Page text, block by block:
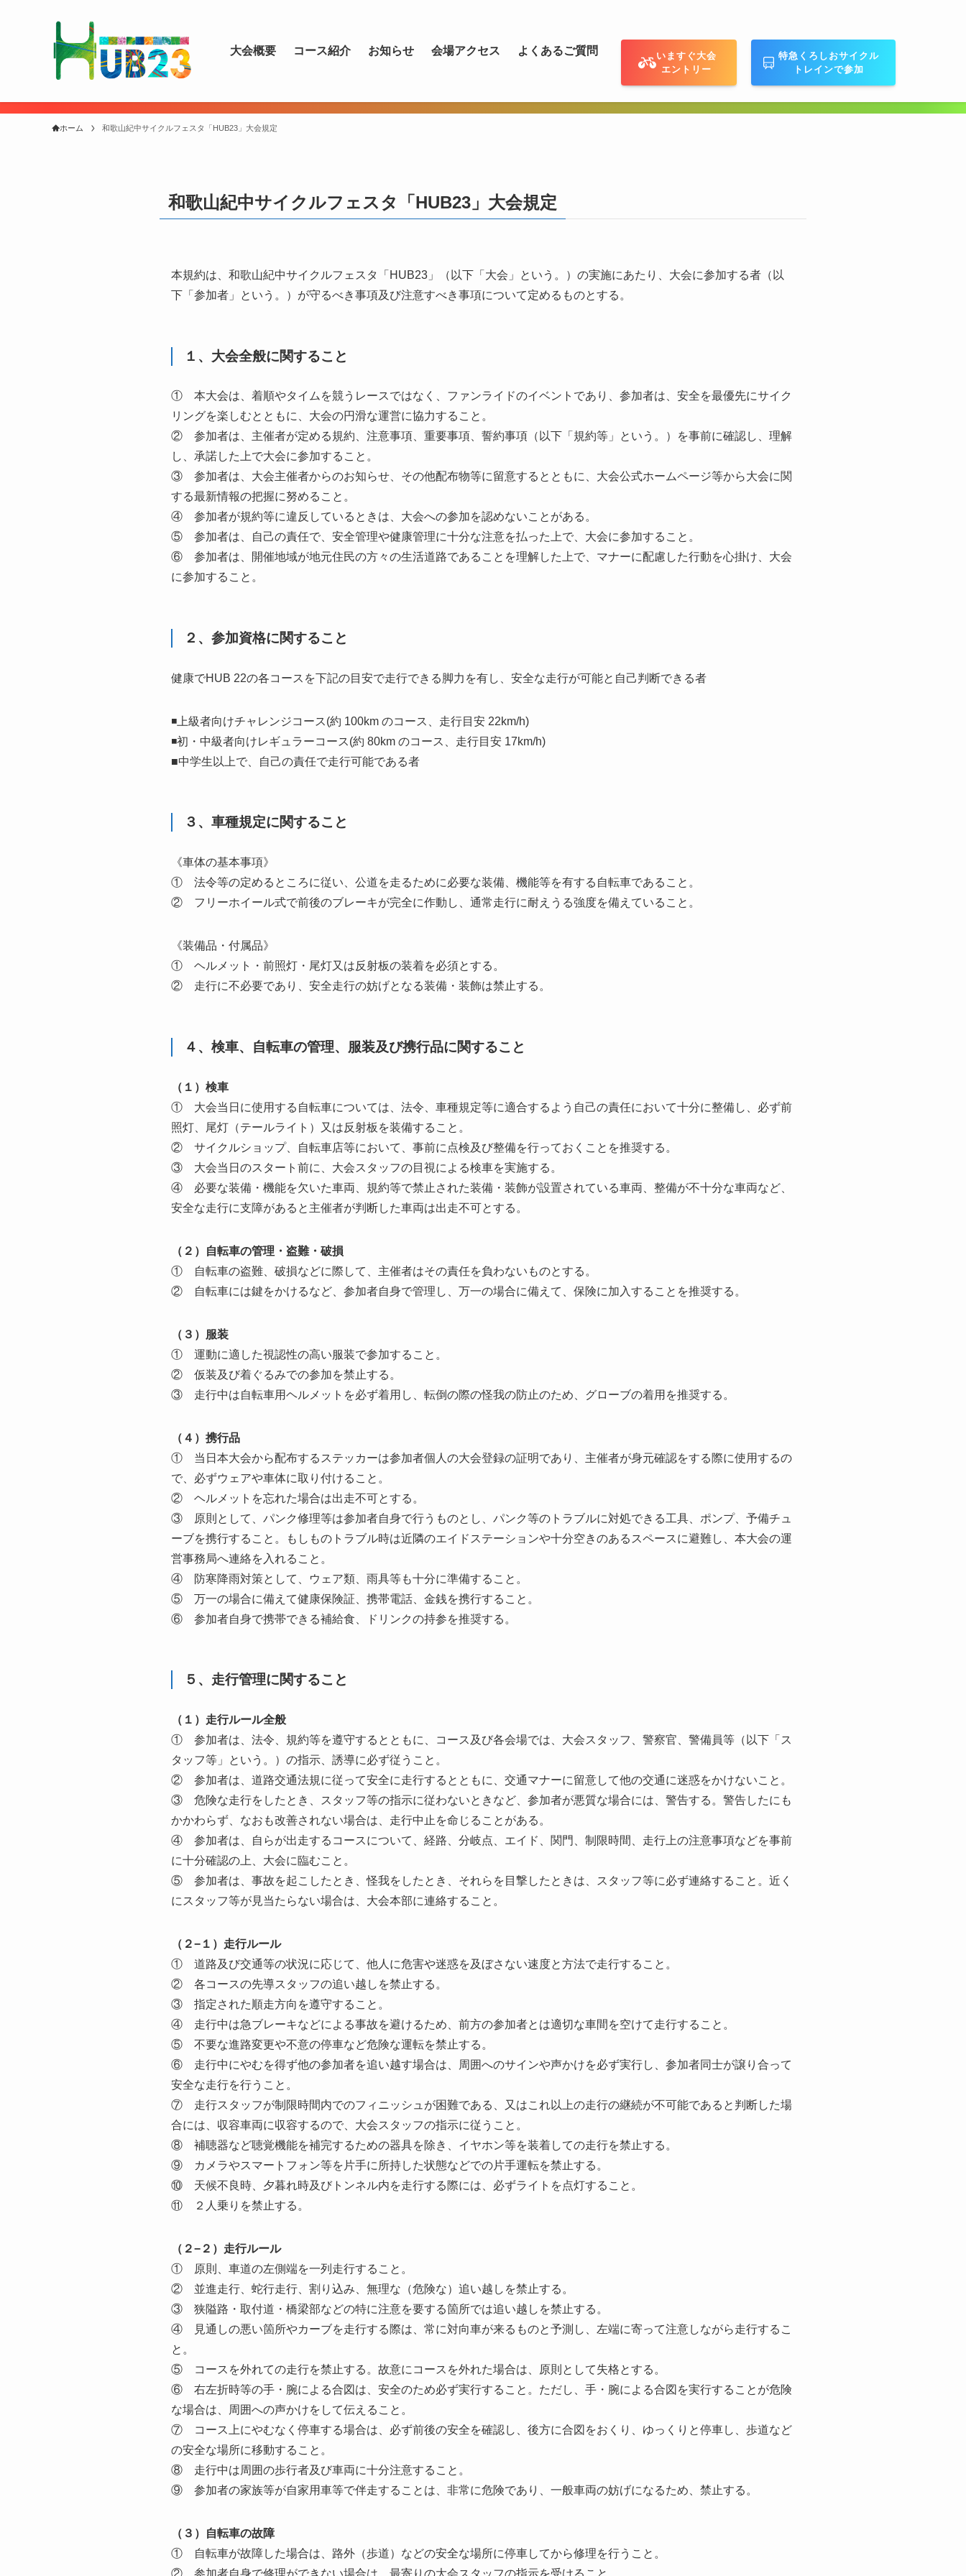
大会概要 コース紹介 お知らせ 会場アクセス よくあるご質問
いますぐ大会
エントリー
特急くろしおサイクル
トレインで参加
ホーム 和歌山紀中サイクルフェスタ「HUB23」大会規定
和歌山紀中サイクルフェスタ「HUB23」大会規定
本規約は、和歌山紀中サイクルフェスタ「HUB23」（以下「大会」という。）の実施にあたり、大会に参加する者（以
下「参加者」という。）が守るべき事項及び注意すべき事項について定めるものとする。
１、大会全般に関すること
① 本大会は、着順やタイムを競うレースではなく、ファンライドのイベントであり、参加者は、安全を最優先にサイク
リングを楽しむとともに、大会の円滑な運営に協力すること。
② 参加者は、主催者が定める規約、注意事項、重要事項、誓約事項（以下「規約等」という。）を事前に確認し、理解
し、承諾した上で大会に参加すること。
③ 参加者は、大会主催者からのお知らせ、その他配布物等に留意するとともに、大会公式ホームページ等から大会に関
する最新情報の把握に努めること。
④ 参加者が規約等に違反しているときは、大会への参加を認めないことがある。
⑤ 参加者は、自己の責任で、安全管理や健康管理に十分な注意を払った上で、大会に参加すること。
⑥ 参加者は、開催地域が地元住民の方々の生活道路であることを理解した上で、マナーに配慮した行動を心掛け、大会
に参加すること。
２、参加資格に関すること
健康でHUB 22の各コースを下記の目安で走行できる脚力を有し、安全な走行が可能と自己判断できる者
◾上級者向けチャレンジコース(約 100km のコース、走行目安 22km/h)
◾初・中級者向けレギュラーコース(約 80km のコース、走行目安 17km/h)
■中学生以上で、自己の責任で走行可能である者
３、車種規定に関すること
《車体の基本事項》
① 法令等の定めるところに従い、公道を走るために必要な装備、機能等を有する自転車であること。
② フリーホイール式で前後のブレーキが完全に作動し、通常走行に耐えうる強度を備えていること。
《装備品・付属品》
① ヘルメット・前照灯・尾灯又は反射板の装着を必須とする。
② 走行に不必要であり、安全走行の妨げとなる装備・装飾は禁止する。
４、検車、自転車の管理、服装及び携行品に関すること
（１）検車
① 大会当日に使用する自転車については、法令、車種規定等に適合するよう自己の責任において十分に整備し、必ず前
照灯、尾灯（テールライト）又は反射板を装備すること。
② サイクルショップ、自転車店等において、事前に点検及び整備を行っておくことを推奨する。
③ 大会当日のスタート前に、大会スタッフの目視による検車を実施する。
④ 必要な装備・機能を欠いた車両、規約等で禁止された装備・装飾が設置されている車両、整備が不十分な車両など、
安全な走行に支障があると主催者が判断した車両は出走不可とする。
（２）自転車の管理・盗難・破損
① 自転車の盗難、破損などに際して、主催者はその責任を負わないものとする。
② 自転車には鍵をかけるなど、参加者自身で管理し、万一の場合に備えて、保険に加入することを推奨する。
（３）服装
① 運動に適した視認性の高い服装で参加すること。
② 仮装及び着ぐるみでの参加を禁止する。
③ 走行中は自転車用ヘルメットを必ず着用し、転倒の際の怪我の防止のため、グローブの着用を推奨する。
（４）携行品
① 当日本大会から配布するステッカーは参加者個人の大会登録の証明であり、主催者が身元確認をする際に使用するの
で、必ずウェアや車体に取り付けること。
② ヘルメットを忘れた場合は出走不可とする。
③ 原則として、パンク修理等は参加者自身で行うものとし、パンク等のトラブルに対処できる工具、ポンプ、予備チュ
ーブを携行すること。もしものトラブル時は近隣のエイドステーションや十分空きのあるスペースに避難し、本大会の運
営事務局へ連絡を入れること。
④ 防寒降雨対策として、ウェア類、雨具等も十分に準備すること。
⑤ 万一の場合に備えて健康保険証、携帯電話、金銭を携行すること。
⑥ 参加者自身で携帯できる補給食、ドリンクの持参を推奨する。
５、走行管理に関すること
（１）走行ルール全般
① 参加者は、法令、規約等を遵守するとともに、コース及び各会場では、大会スタッフ、警察官、警備員等（以下「ス
タッフ等」という。）の指示、誘導に必ず従うこと。
② 参加者は、道路交通法規に従って安全に走行するとともに、交通マナーに留意して他の交通に迷惑をかけないこと。
③ 危険な走行をしたとき、スタッフ等の指示に従わないときなど、参加者が悪質な場合には、警告する。警告したにも
かかわらず、なおも改善されない場合は、走行中止を命じることがある。
④ 参加者は、自らが出走するコースについて、経路、分岐点、エイド、関門、制限時間、走行上の注意事項などを事前
に十分確認の上、大会に臨むこと。
⑤ 参加者は、事故を起こしたとき、怪我をしたとき、それらを目撃したときは、スタッフ等に必ず連絡すること。近く
にスタッフ等が見当たらない場合は、大会本部に連絡すること。
（２−１）走行ルール
① 道路及び交通等の状況に応じて、他人に危害や迷惑を及ぼさない速度と方法で走行すること。
② 各コースの先導スタッフの追い越しを禁止する。
③ 指定された順走方向を遵守すること。
④ 走行中は急ブレーキなどによる事故を避けるため、前方の参加者とは適切な車間を空けて走行すること。
⑤ 不要な進路変更や不意の停車など危険な運転を禁止する。
⑥ 走行中にやむを得ず他の参加者を追い越す場合は、周囲へのサインや声かけを必ず実行し、参加者同士が譲り合って
安全な走行を行うこと。
⑦ 走行スタッフが制限時間内でのフィニッシュが困難である、又はこれ以上の走行の継続が不可能であると判断した場
合には、収容車両に収容するので、大会スタッフの指示に従うこと。
⑧ 補聴器など聴覚機能を補完するための器具を除き、イヤホン等を装着しての走行を禁止する。
⑨ カメラやスマートフォン等を片手に所持した状態などでの片手運転を禁止する。
⑩ 天候不良時、夕暮れ時及びトンネル内を走行する際には、必ずライトを点灯すること。
⑪ ２人乗りを禁止する。
（２−２）走行ルール
① 原則、車道の左側端を一列走行すること。
② 並進走行、蛇行走行、割り込み、無理な（危険な）追い越しを禁止する。
③ 狭隘路・取付道・橋梁部などの特に注意を要する箇所では追い越しを禁止する。
④ 見通しの悪い箇所やカーブを走行する際は、常に対向車が来るものと予測し、左端に寄って注意しながら走行するこ
と。
⑤ コースを外れての走行を禁止する。故意にコースを外れた場合は、原則として失格とする。
⑥ 右左折時等の手・腕による合図は、安全のため必ず実行すること。ただし、手・腕による合図を実行することが危険
な場合は、周囲への声かけをして伝えること。
⑦ コース上にやむなく停車する場合は、必ず前後の安全を確認し、後方に合図をおくり、ゆっくりと停車し、歩道など
の安全な場所に移動すること。
⑧ 走行中は周囲の歩行者及び車両に十分注意すること。
⑨ 参加者の家族等が自家用車等で伴走することは、非常に危険であり、一般車両の妨げになるため、禁止する。
（３）自転車の故障
① 自転車が故障した場合は、路外（歩道）などの安全な場所に停車してから修理を行うこと。
② 参加者自身で修理ができない場合は、最寄りの大会スタッフの指示を受けること。